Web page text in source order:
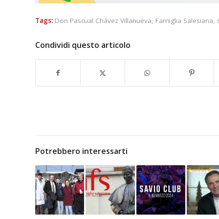
Tags: Don Pascual Chávez Villanueva, Famiglia Salesiana,
Condividi questo articolo
Potrebbero interessarti